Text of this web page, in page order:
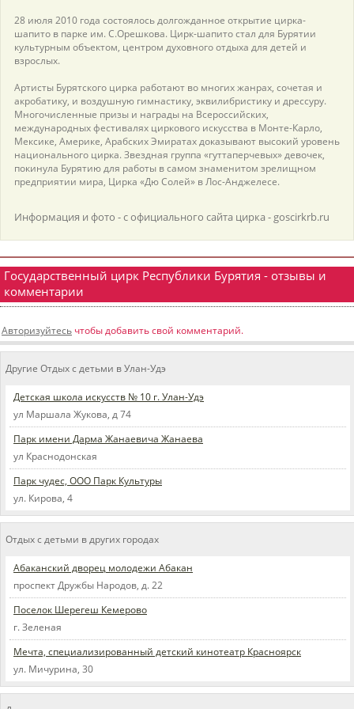
28 июля 2010 года состоялось долгожданное открытие цирка-
шапито в парке им. С.Орешкова. Цирк-шапито стал для Бурятии
культурным объектом, центром духовного отдыха для детей и
взрослых.
Артисты Бурятского цирка работают во многих жанрах, сочетая и
акробатику, и воздушную гимнастику, эквилибристику и дрессуру.
Многочисленные призы и награды на Всероссийских,
международных фестивалях циркового искусства в Монте-Карло,
Мексике, Америке, Арабских Эмиратах доказывают высокий уровень
национального цирка. Звездная группа «гуттаперчевых» девочек,
покинула Бурятию для работы в самом знаменитом зрелищном
предприятии мира, Цирка «Дю Солей» в Лос-Анджелесе.
Информация и фото - с официального сайта цирка - goscirkrb.ru
Государственный цирк Республики Бурятия - отзывы и
комментарии
Авторизуйтесь чтобы добавить свой комментарий.
Другие Отдых с детьми в Улан-Удэ
Детская школа искусств № 10 г. Улан-Удэ
ул Маршала Жукова, д 74
Парк имени Дарма Жанаевича Жанаева
ул Краснодонская
Парк чудес, ООО Парк Культуры
ул. Кирова, 4
Отдых с детьми в других городах
Абаканский дворец молодежи Абакан
проспект Дружбы Народов, д. 22
Поселок Шерегеш Кемерово
г. Зеленая
Мечта, специализированный детский кинотеатр Красноярск
ул. Мичурина, 30